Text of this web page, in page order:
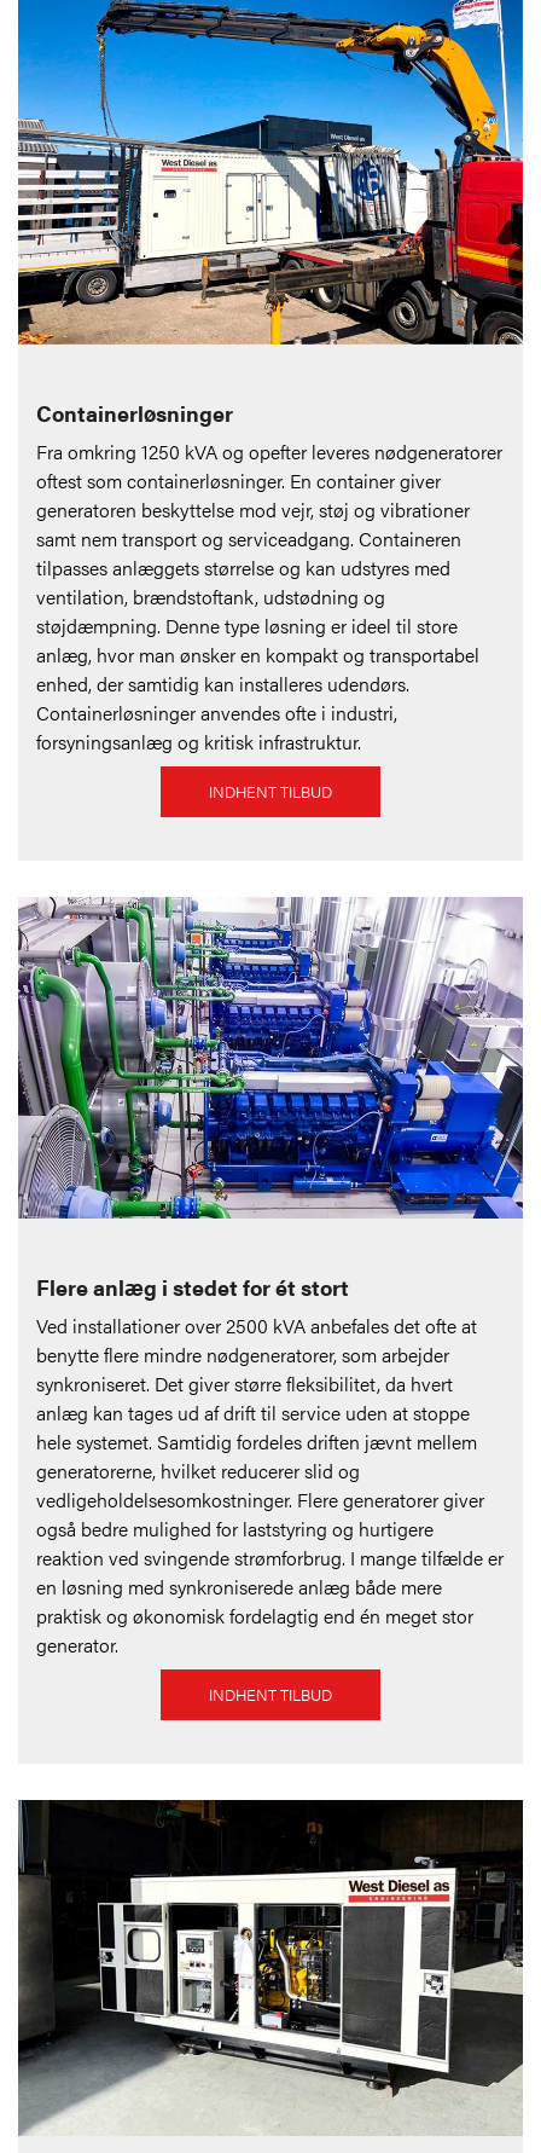
Containerløsninger
Fra omkring 1250 kVA og opefter leveres nødgeneratorer
oftest som containerløsninger. En container giver
generatoren beskyttelse mod vejr, støj og vibrationer
samt nem transport og serviceadgang. Containeren
tilpasses anlæggets størrelse og kan udstyres med
ventilation, brændstoftank, udstødning og
støjdæmpning. Denne type løsning er ideel til store
anlæg, hvor man ønsker en kompakt og transportabel
enhed, der samtidig kan installeres udendørs.
Containerløsninger anvendes ofte i industri,
forsyningsanlæg og kritisk infrastruktur.
INDHENT TILBUD
Flere anlæg i stedet for ét stort
Ved installationer over 2500 kVA anbefales det ofte at
benytte flere mindre nødgeneratorer, som arbejder
synkroniseret. Det giver større fleksibilitet, da hvert
anlæg kan tages ud af drift til service uden at stoppe
hele systemet. Samtidig fordeles driften jævnt mellem
generatorerne, hvilket reducerer slid og
vedligeholdelsesomkostninger. Flere generatorer giver
også bedre mulighed for laststyring og hurtigere
reaktion ved svingende strømforbrug. I mange tilfælde er
en løsning med synkroniserede anlæg både mere
praktisk og økonomisk fordelagtig end én meget stor
generator.
INDHENT TILBUD